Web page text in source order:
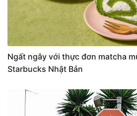
Ngất ngây với thực đơn matcha
Starbucks Nhật Bản